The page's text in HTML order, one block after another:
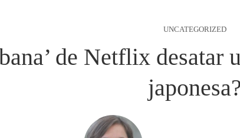
UNCATEGORIZED
de Netflix
japonesa?